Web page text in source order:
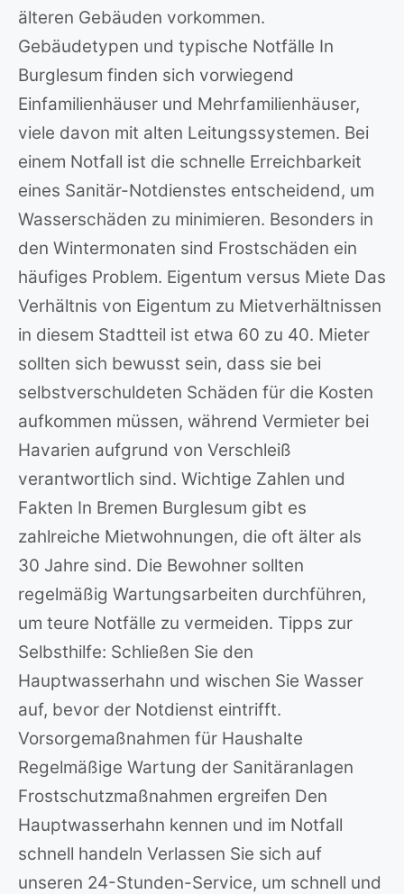
älteren Gebäuden vorkommen.
Gebäudetypen und typische Notfälle In
Burglesum finden sich vorwiegend
Einfamilienhäuser und Mehrfamilienhäuser,
viele davon mit alten Leitungssystemen. Bei
einem Notfall ist die schnelle Erreichbarkeit
eines Sanitär-Notdienstes entscheidend, um
Wasserschäden zu minimieren. Besonders in
den Wintermonaten sind Frostschäden ein
häufiges Problem. Eigentum versus Miete Das
Verhältnis von Eigentum zu Mietverhältnissen
in diesem Stadtteil ist etwa 60 zu 40. Mieter
sollten sich bewusst sein, dass sie bei
selbstverschuldeten Schäden für die Kosten
aufkommen müssen, während Vermieter bei
Havarien aufgrund von Verschleiß
verantwortlich sind. Wichtige Zahlen und
Fakten In Bremen Burglesum gibt es
zahlreiche Mietwohnungen, die oft älter als
30 Jahre sind. Die Bewohner sollten
regelmäßig Wartungsarbeiten durchführen,
um teure Notfälle zu vermeiden. Tipps zur
Selbsthilfe: Schließen Sie den
Hauptwasserhahn und wischen Sie Wasser
auf, bevor der Notdienst eintrifft.
Vorsorgemaßnahmen für Haushalte
Regelmäßige Wartung der Sanitäranlagen
Frostschutzmaßnahmen ergreifen Den
Hauptwasserhahn kennen und im Notfall
schnell handeln Verlassen Sie sich auf
unseren 24-Stunden-Service, um schnell und